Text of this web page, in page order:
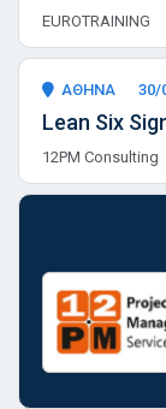
EUROTRAINING
ΑΘΗΝΑ 30/
Lean Six
12PM Consulting